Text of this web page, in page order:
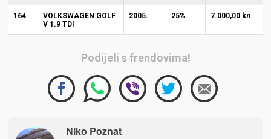
164
VOLKSWAGEN GOLF
V 1.9 TDI
2005. 25% 7.000,00 kn
Podijeli s frendovima!
Niko Poznat